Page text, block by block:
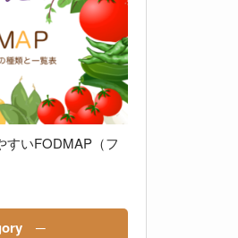
いFODMAP（フ
─